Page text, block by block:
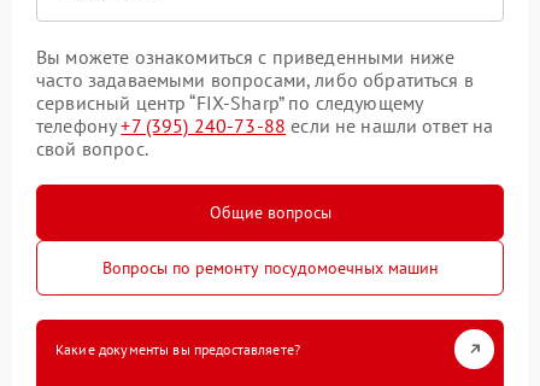
Вы можете ознакомиться с приведенными ниже
часто задаваемыми вопросами, либо обратиться в
сервисный центр “FIX-Sharp” по следующему
телефону+7 (395) 240-73-88 если не нашли ответ на
свой вопрос.
Общие вопросы
Вопросы по ремонту посудомоечных машин
Какие документы вы предоставляете?